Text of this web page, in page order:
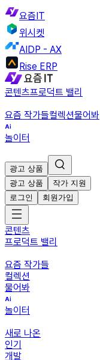
요즘IT
위시켓
AIDP - AX
Rise ERP
콘텐츠프로덕트 밸리
요즘 작가들컬렉션물어봐
놀이터
광고 상품
광고 상품
작가 지원
로그인
회원가입
콘텐츠
프로덕트 밸리
요즘 작가들
컬렉션
물어봐
놀이터
새로 나온
인기
개발